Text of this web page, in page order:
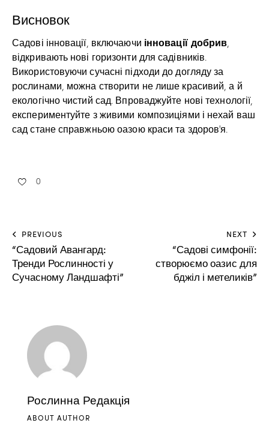
Висновок
Садові інновації, включаючи інновації добрив
відкривають нові горизонти для садівників.
Використовуючи сучасні підходи до догляду за
рослинами, можна створити не лише красивий, а й
екологічно чистий сад. Впроваджуйте нові технології,
експериментуйте з живими композиціями і нехай ваш
сад стане справжньою оазою краси та здоров’я.
0
PREVIOUS
“Садовий Авангард:
Тренди Рослинності у
Сучасному Ландшафті”
NEXT
“Садові симфонії:
створюємо оазис для
бджіл і метеликів”
Рослинна Редакція
ABOUT AUTHOR